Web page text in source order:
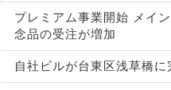
プレミアム事業開始 メイ
念品の受注が増加
自社ビルが台東区浅草橋に